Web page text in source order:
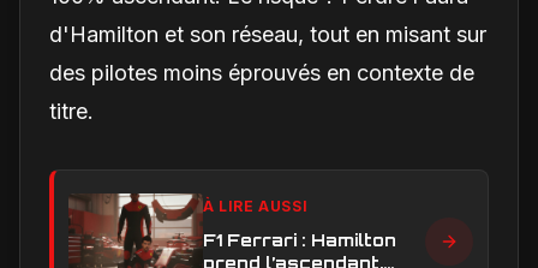
d'Hamilton et son réseau, tout en misant sur
des pilotes moins éprouvés en contexte de
titre.
À LIRE AUSSI
F1 Ferrari : Hamilton
prend l’ascendant,